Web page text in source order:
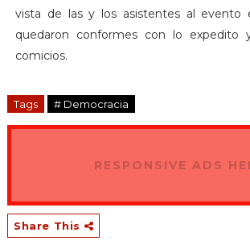
vista de las y los asistentes al evento
quedaron conformes con lo expedito
comicios.
Tags # Democracia
RESPONSIVE ADS
Share This